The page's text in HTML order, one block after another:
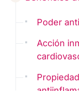
Poder
Acción